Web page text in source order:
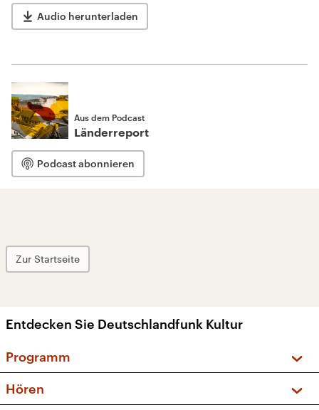
Audio herunterladen
Aus dem Podcast
Länderreport
Podcast abonnieren
Zur Startseite
Entdecken Sie Deutschlandfunk Kultur
Programm
Sendungen und Podcasts
Hören